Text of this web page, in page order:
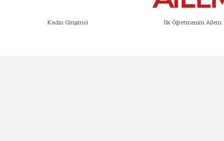
Kadın Girişimci İlk Öğretmenim Ailem